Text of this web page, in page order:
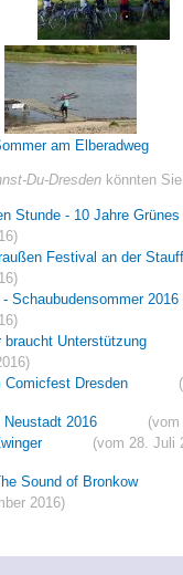
am Elberadweg
Du-Dresden könnten
Stunde - 10 Jahre Grünes
Festival an der
Schaubudensommer 2016
braucht Unterstützung
Comicfest Dresden
Neustadt 2016
(vom 28. Juli
Sound of Bronkow
2016)